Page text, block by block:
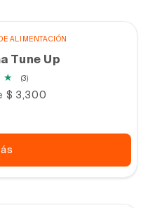
ALIMENTACIÓN
Tune Up
(3)3
totales
$ 3,300